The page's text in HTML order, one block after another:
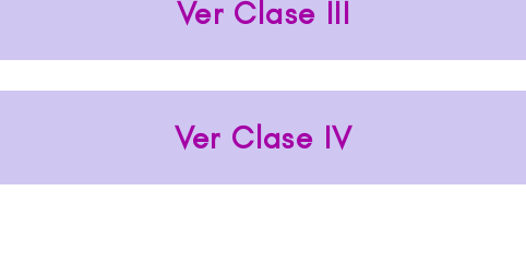
Ver Clase III
Ver Clase IV